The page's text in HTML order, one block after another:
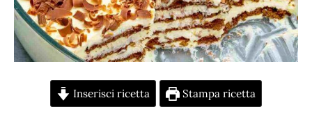
Inserisci ricetta Stampa ricetta